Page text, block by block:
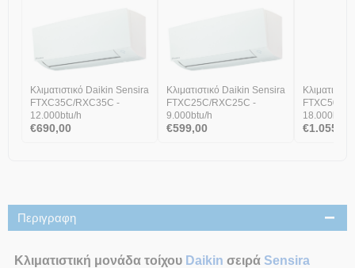
Κλιματιστικό Daikin Sensira
FTXC35C/RXC35C -
12.000btu/h
€690,00
Κλιματιστικό Daikin Sensira
FTXC25C/RXC25C -
9.000btu/h
€599,00
FTXC50C/
18.000btu/h
€1.055,00
Περιγραφη
Κλιματιστική μονάδα τοίχου Daikin σειρά Sensira